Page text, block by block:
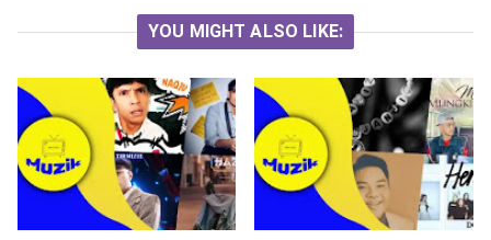
YOU MIGHT ALSO LIKE: